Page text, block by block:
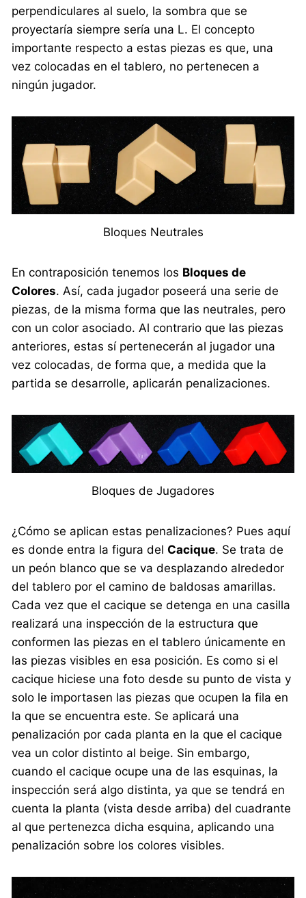
perpendiculares al suelo, la sombra que se
proyectaría siempre sería una L. El concepto
importante respecto a estas piezas es que, una
vez colocadas en el tablero, no pertenecen a
ningún jugador.
Bloques Neutrales
En contraposición tenemos los Bloques de
Colores. Así, cada jugador poseerá una serie de
piezas, de la misma forma que las neutrales, pero
con un color asociado. Al contrario que las piezas
anteriores, estas sí pertenecerán al jugador una
vez colocadas, de forma que, a medida que la
partida se desarrolle, aplicarán penalizaciones.
Bloques de Jugadores
¿Cómo se aplican estas penalizaciones? Pues aquí
es donde entra la figura delCacique. Se trata de
un peón blanco que se va desplazando alrededor
del tablero por el camino de baldosas amarillas.
Cada vez que el cacique se detenga en una casilla
realizará una inspección de la estructura que
conformen las piezas en el tablero únicamente en
las piezas visibles en esa posición. Es como si el
cacique hiciese una foto desde su punto de vista y
solo le importasen las piezas que ocupen la fila en
la que se encuentra este. Se aplicará una
penalización por cada planta en la que el cacique
vea un color distinto al beige. Sin embargo,
cuando el cacique ocupe una de las esquinas, la
inspección será algo distinta, ya que se tendrá en
cuenta la planta (vista desde arriba) del cuadrante
al que pertenezca dicha esquina, aplicando una
penalización sobre los colores visibles.